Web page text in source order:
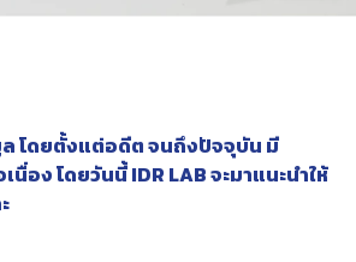
ล โดยตั้งแต่อดีต จนถึงปัจจุบัน มี
ง โดยวันนี้ IDR LAB จะมาแนะนำให้